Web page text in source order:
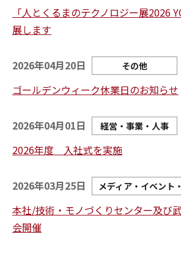
「人とくるまのテクノロジー展2026
展します
2026年04月20日 その他
ゴールデンウィーク休業日のお知らせ
2026年04月01日 経営・事業・人事
2026年度 入社式を実施
2026年03月25日 メディア・イベント
本社/技術・モノづくりセンター及び
会開催